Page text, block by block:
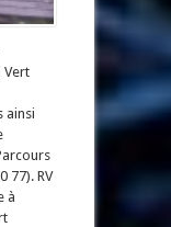
Vert
ainsi
77). RV
à